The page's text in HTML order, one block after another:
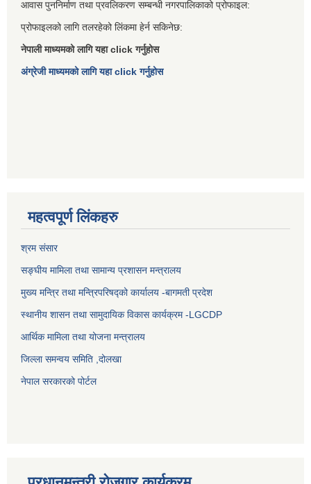
आवास पुननिर्माण तथा प्रवलिकरण सम्बन्धी नगरपालिकाको प्रोफाइल:
प्रोफाइलको लागि तलरहेको लिंकमा हेर्न सकिनेछ:
नेपाली माध्यमको लागि यहा click गर्नुहोस
अंग्रेजी माध्यमको लागि यहा click गर्नुहोस
महत्वपूर्ण लिंकहरु
श्रम संसार
सङ्घीय मामिला तथा सामान्य प्रशासन मन्त्रालय
मुख्य मन्त्रि तथा मन्त्रिपरिषद्को कार्यालय -बागमती प्रदेश
स्थानीय शासन तथा सामुदायिक विकास कार्यक्रम -LGCDP
आर्थिक मामिला तथा योजना मन्त्रालय
जिल्ला समन्वय समिति ,दोलखा
नेपाल सरकारको पोर्टल